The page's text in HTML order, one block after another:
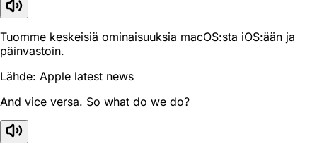
Tuomme keskeisiä ominaisuuksia macOS:sta iOS:ään ja
päinvastoin.
Lähde: Apple latest news
And vice versa. So what do we do?